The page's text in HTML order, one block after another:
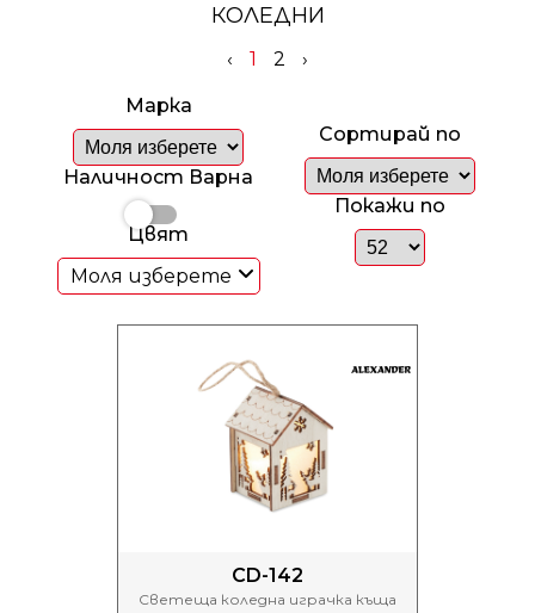
КОЛЕДНИ
‹ 1 2 ›
Марка
Наличност Варна
Цвят
Моля изберете
Сортирай по
Покажи по
CD-142
Светеща коледна играчка къща